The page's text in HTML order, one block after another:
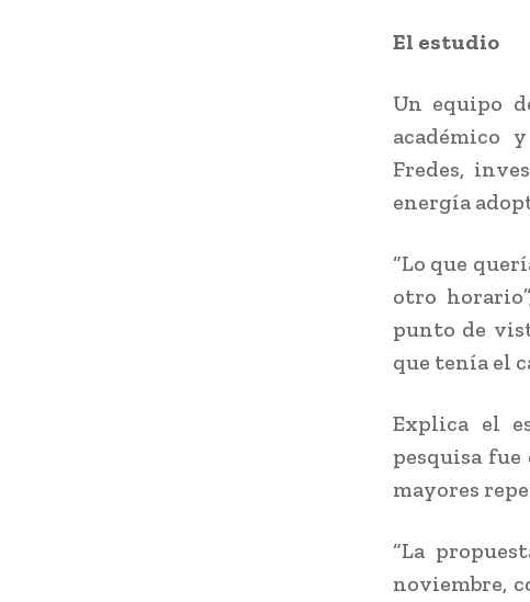
El estudio
Un equipo
académico
Fredes,
energía
“Lo que
otro
punto de
que tenía el
Explica el
pesquisa
mayores
“La
noviembre,